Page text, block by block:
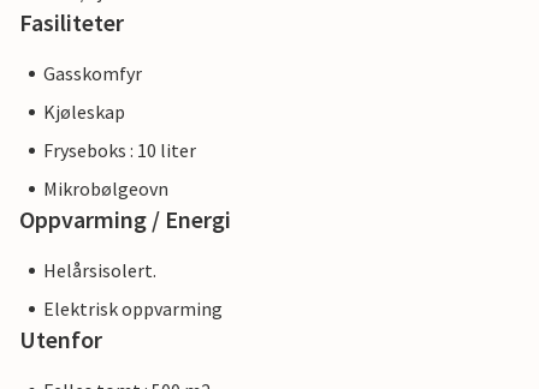
Fasiliteter
Gasskomfyr
Kjøleskap
Fryseboks : 10 liter
Mikrobølgeovn
Oppvarming / Energi
Helårsisolert.
Elektrisk oppvarming
Utenfor